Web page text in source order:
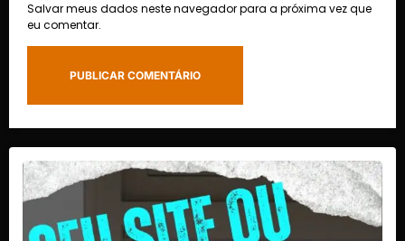
Salvar meus dados neste navegador para a próxima vez que
eu comentar.